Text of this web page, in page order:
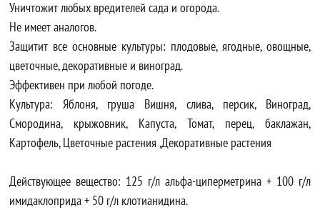
Уничтожит любых вредителей сада и огорода.
Не имеет аналогов.
Защитит все основные культуры: плодовые, ягодные, овощные,
цветочные, декоративные и виноград.
Эффективен при любой погоде.
Культура: Яблоня, груша Вишня, слива, персик, Виноград,
Смородина, крыжовник, Капуста, Томат, перец, баклажан,
Картофель, Цветочные растения ,Декоративные растения
Действующее вещество: 125 г/л альфа-циперметрина + 100 г/л
имидаклоприда + 50 г/л клотианидина.